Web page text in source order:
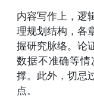
内容写作上，逻
理规划结构，各
握研究脉络。论
数据不准确等
撑。此外，切忌
点。